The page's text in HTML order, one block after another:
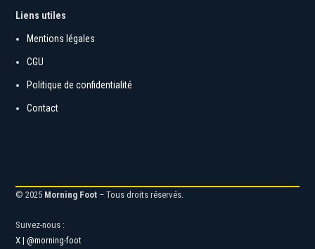
Liens utiles
Mentions légales
CGU
Politique de confidentialité
Contact
© 2025 Morning Foot – Tous droits réservés.
Suivez-nous :
X | @morning-foot